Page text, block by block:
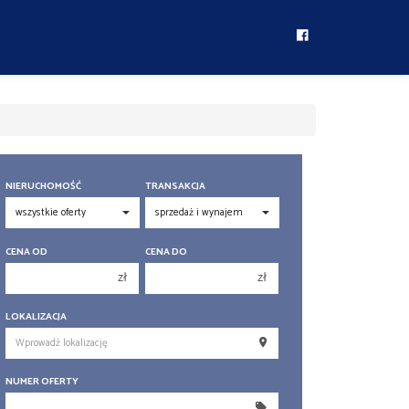
NIERUCHOMOŚĆ TRANSAKCJA
CENA OD
zł
250 000 zł
300 000 zł
CENA DO
zł
250 000 zł
300 000 zł
LOKALIZACJA
NUMER OFERTY